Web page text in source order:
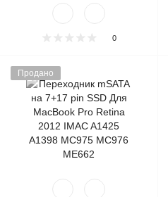
0
Продано